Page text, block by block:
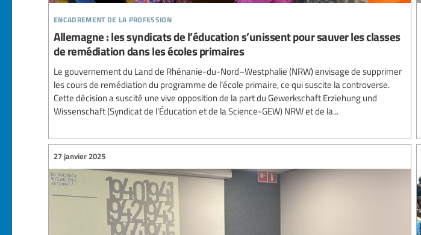
encadrement de la profession
Allemagne : les syndicats de l’éducation s’unissent pour sauver les classes
de remédiation dans les écoles primaires
Le gouvernement du Land de Rhénanie-du-Nord–Westphalie (NRW) envisage de supprimer
les cours de remédiation du programme de l’école primaire, ce qui suscite la controverse.
Cette décision a suscité une vive opposition de la part du Gewerkschaft Erziehung und
Wissenschaft (Syndicat de l’Éducation et de la Science-GEW) NRW et de la...
27 janvier 2025